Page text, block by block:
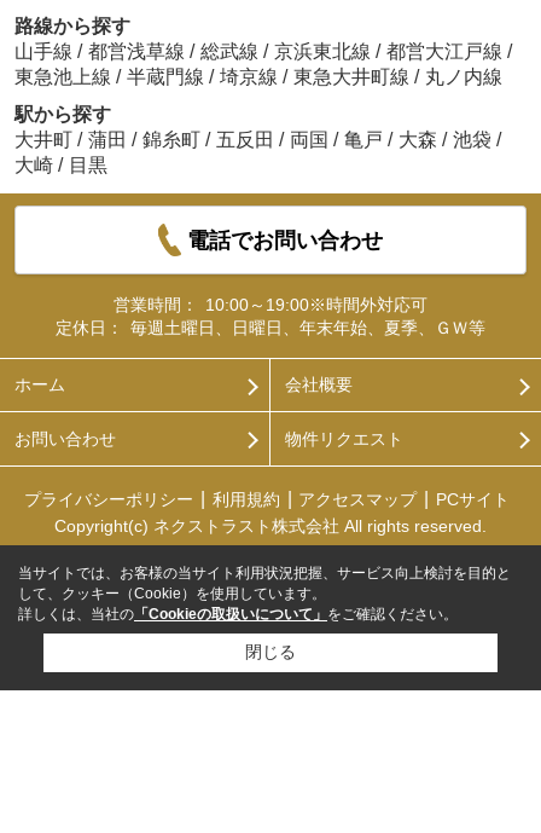
路線から探す
山手線 / 都営浅草線 / 総武線 / 京浜東北線 / 都営大江戸線 /
東急池上線 / 半蔵門線 / 埼京線 / 東急大井町線 / 丸ノ内線
駅から探す
大井町 / 蒲田 / 錦糸町 / 五反田 / 両国 / 亀戸 / 大森 / 池袋 /
大崎 / 目黒
電話でお問い合わせ
営業時間：
10:00～19:00※時間外対応可
定休日：
毎週土曜日、日曜日、年末年始、夏季、ＧＷ等
ホーム 会社概要
お問い合わせ 物件リクエスト
プライバシーポリシー 利用規約 アクセスマップ
PCサイト
Copyright(c) ネクストラスト株式会社 All rights reserved.
当サイトでは、お客様の当サイト利用状況把握、サービス向上検討を目的と
して、クッキー（Cookie）を使用しています。
詳しくは、当社の 「Cookieの取扱いについて」 をご確認ください。
閉じる